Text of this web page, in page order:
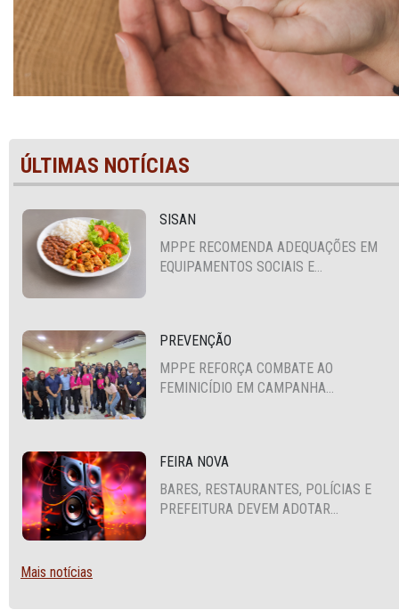
ÚLTIMAS NOTÍCIAS
SISAN
MPPE RECOMENDA ADEQUAÇÕES EM
EQUIPAMENTOS SOCIAIS E
PREVENÇÃO
MPPE REFORÇA COMBATE AO
FEMINICÍDIO EM CAMPANHA
FEIRA NOVA
BARES, RESTAURANTES, POLÍCIAS E
PREFEITURA DEVEM ADOTAR
Mais notícias